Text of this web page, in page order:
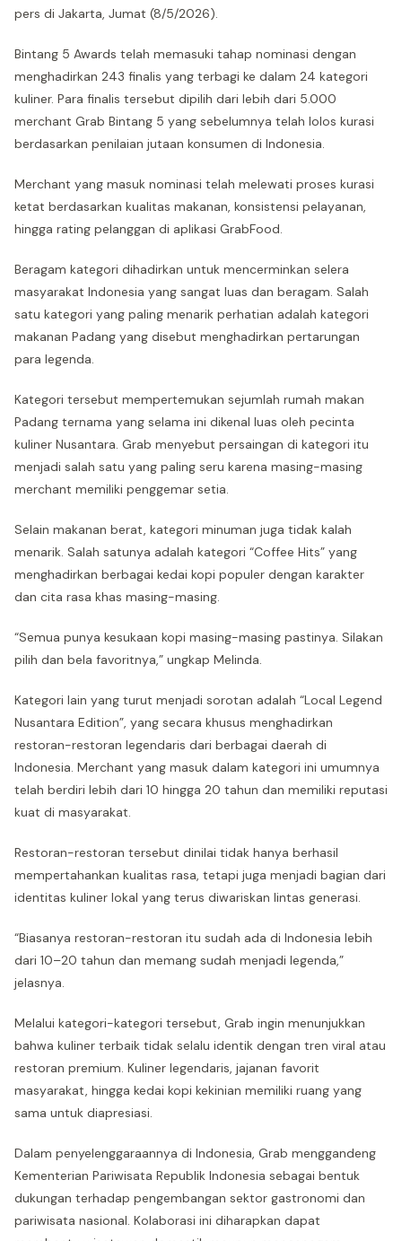
pers di Jakarta, Jumat (8/5/2026).
Bintang 5 Awards telah memasuki tahap nominasi dengan
menghadirkan 243 finalis yang terbagi ke dalam 24 kategori
kuliner. Para finalis tersebut dipilih dari lebih dari 5.000
merchant Grab Bintang 5 yang sebelumnya telah lolos kurasi
berdasarkan penilaian jutaan konsumen di Indonesia.
Merchant yang masuk nominasi telah melewati proses kurasi
ketat berdasarkan kualitas makanan, konsistensi pelayanan,
hingga rating pelanggan di aplikasi GrabFood.
Beragam kategori dihadirkan untuk mencerminkan selera
masyarakat Indonesia yang sangat luas dan beragam. Salah
satu kategori yang paling menarik perhatian adalah kategori
makanan Padang yang disebut menghadirkan pertarungan
para legenda.
Kategori tersebut mempertemukan sejumlah rumah makan
Padang ternama yang selama ini dikenal luas oleh pecinta
kuliner Nusantara. Grab menyebut persaingan di kategori itu
menjadi salah satu yang paling seru karena masing-masing
merchant memiliki penggemar setia.
Selain makanan berat, kategori minuman juga tidak kalah
menarik. Salah satunya adalah kategori “Coffee Hits” yang
menghadirkan berbagai kedai kopi populer dengan karakter
dan cita rasa khas masing-masing.
“Semua punya kesukaan kopi masing-masing pastinya. Silakan
pilih dan bela favoritnya,” ungkap Melinda.
Kategori lain yang turut menjadi sorotan adalah “Local Legend
Nusantara Edition”, yang secara khusus menghadirkan
restoran-restoran legendaris dari berbagai daerah di
Indonesia. Merchant yang masuk dalam kategori ini umumnya
telah berdiri lebih dari 10 hingga 20 tahun dan memiliki reputasi
kuat di masyarakat.
Restoran-restoran tersebut dinilai tidak hanya berhasil
mempertahankan kualitas rasa, tetapi juga menjadi bagian dari
identitas kuliner lokal yang terus diwariskan lintas generasi.
“Biasanya restoran-restoran itu sudah ada di Indonesia lebih
dari 10–20 tahun dan memang sudah menjadi legenda,”
jelasnya.
Melalui kategori-kategori tersebut, Grab ingin menunjukkan
bahwa kuliner terbaik tidak selalu identik dengan tren viral atau
restoran premium. Kuliner legendaris, jajanan favorit
masyarakat, hingga kedai kopi kekinian memiliki ruang yang
sama untuk diapresiasi.
Dalam penyelenggaraannya di Indonesia, Grab menggandeng
Kementerian Pariwisata Republik Indonesia sebagai bentuk
dukungan terhadap pengembangan sektor gastronomi dan
pariwisata nasional. Kolaborasi ini diharapkan dapat